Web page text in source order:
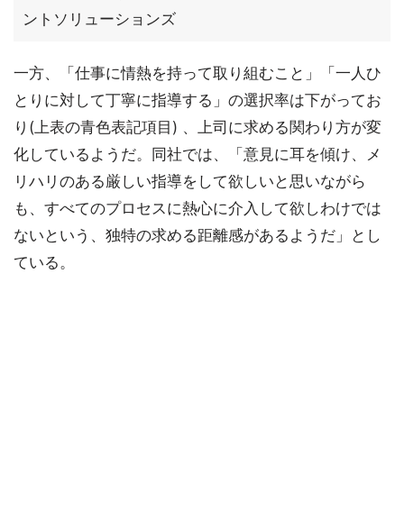
ントソリューションズ
一方、「仕事に情熱を持って取り組むこと」「一人ひ
とりに対して丁寧に指導する」の選択率は下がってお
り(上表の青色表記項目) 、上司に求める関わり方が変
化しているようだ。同社では、「意見に耳を傾け、メ
リハリのある厳しい指導をして欲しいと思いながら
も、すべてのプロセスに熱心に介入して欲しわけでは
ないという、独特の求める距離感があるようだ」とし
ている。